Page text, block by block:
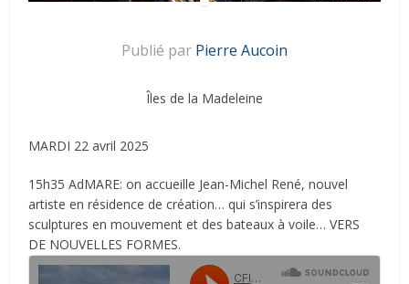
Publié par Pierre Aucoin
Îles de la Madeleine
MARDI 22 avril 2025
15h35 AdMARE: on accueille Jean-Michel René, nouvel
artiste en résidence de création… qui s’inspirera des
sculptures en mouvement et des bateaux à voile…VERS
DE NOUVELLES FORMES.